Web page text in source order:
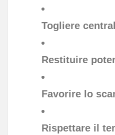
Togliere
Restituire
Favorire lo
Rispettare il